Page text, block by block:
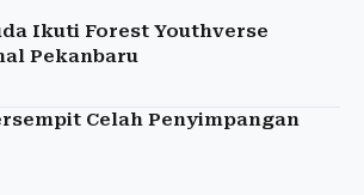
Ikuti Forest Youthverse
Pekanbaru
Celah Penyimpangan